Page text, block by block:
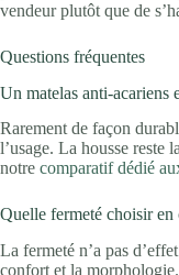
vendeur plutôt que de
Questions fréquentes
Un matelas anti-acariens
Rarement de façon
l’usage. La housse reste
notre comparatif dédié
Quelle fermeté choisir en
La fermeté n’a pas
confort et la